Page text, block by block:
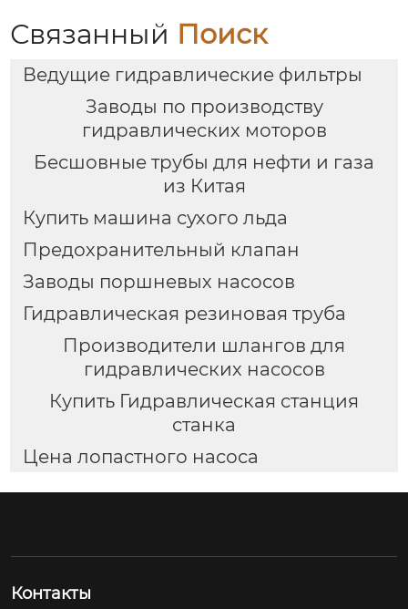
Связанный Поиск
Ведущие гидравлические фильтры
Заводы по производству
гидравлических моторов
Бесшовные трубы для нефти и газа
из Китая
Купить машина сухого льда
Предохранительный клапан
Заводы поршневых насосов
Гидравлическая резиновая труба
Производители шлангов для
гидравлических насосов
Купить Гидравлическая станция
станка
Цена лопастного насоса
Контакты